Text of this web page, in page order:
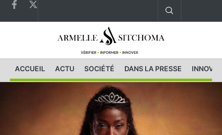
ACCUEIL ACTU SOCIÉTÉ DANS LA PRESSE